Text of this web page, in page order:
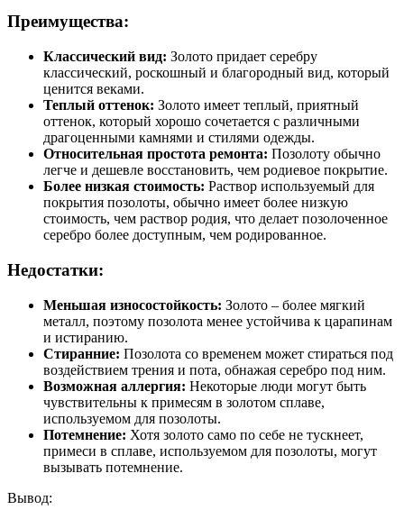
Преимущества:
Классический вид: Золото придает серебру
классический, роскошный и благородный вид, который
ценится веками.
Теплый оттенок: Золото имеет теплый, приятный
оттенок, который хорошо сочетается с различными
драгоценными камнями и стилями одежды.
Относительная простота ремонта: Позолоту обычно
легче и дешевле восстановить, чем родиевое покрытие.
Более низкая стоимость: Раствор используемый для
покрытия позолоты, обычно имеет более низкую
стоимость, чем раствор родия, что делает позолоченное
серебро более доступным, чем родированное.
Недостатки:
Меньшая износостойкость: Золото – более мягкий
металл, поэтому позолота менее устойчива к царапинам
и истиранию.
Стиранние: Позолота со временем может стираться под
воздействием трения и пота, обнажая серебро под ним.
Возможная аллергия: Некоторые люди могут быть
чувствительны к примесям в золотом сплаве,
используемом для позолоты.
Потемнение: Хотя золото само по себе не тускнеет,
примеси в сплаве, используемом для позолоты, могут
вызывать потемнение.
Вывод: